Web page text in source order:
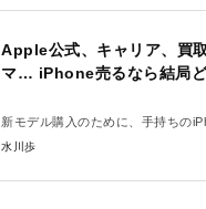
Apple公式、キャリア、買
マ… iPhone売るなら結局ど
新モデル購入のために、手持ちの
高く売ろう！
水川歩